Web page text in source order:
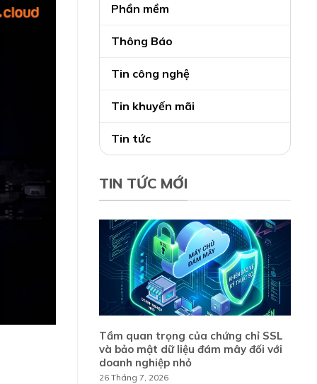
Phần mềm
Thông Báo
Tin công nghệ
Tin khuyến mãi
Tin tức
TIN TỨC MỚI
Tầm quan trọng của chứng chỉ SSL
và bảo mật dữ liệu đám mây đối với
doanh nghiệp nhỏ
26 Tháng 7, 2026